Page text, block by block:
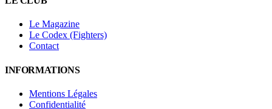
Le Magazine
Le Codex (Fighters)
Contact
INFORMATIONS
Mentions Légales
Confidentialité